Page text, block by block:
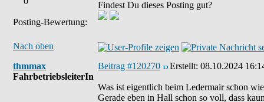
Posting-Bewertung:
Findest Du dieses Posting gut?
Nach oben
thmmax
FahrbetriebsleiterIn
Beitrag #120270 Erstellt: 08.10.2024
Was ist eigentlich beim Ledermair schon
Gerade eben in Hall schon so voll, dass